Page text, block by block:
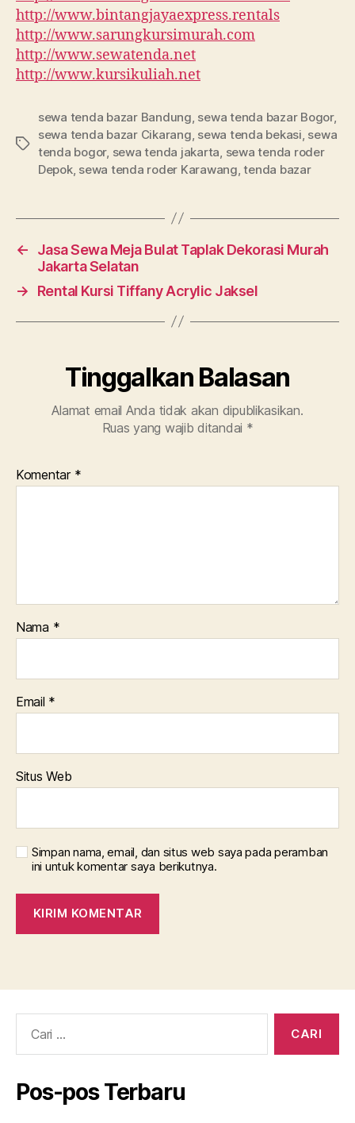
http://www.bintangjayaexpress.rentals
http://www.sarungkursimurah.com
http://www.sewatenda.net
http://www.kursikuliah.net
Tag
sewa tenda bazar Bandung, sewa tenda bazar Bogor,
sewa tenda bazar Cikarang, sewa tenda bekasi, sewa
tenda bogor, sewa tenda jakarta, sewa tenda roder
Depok, sewa tenda roder Karawang,tenda bazar
←
Jasa Sewa Meja Bulat Taplak Dekorasi Murah
Jakarta Selatan
→
Rental Kursi Tiffany Acrylic Jaksel
Tinggalkan Balasan
Alamat email Anda tidak akan dipublikasikan.
Ruas yang wajib ditandai *
Komentar *
Nama *
Email *
Situs Web
Simpan nama, email, dan situs web saya pada peramban
ini untuk komentar saya berikutnya.
Pos-pos Terbaru